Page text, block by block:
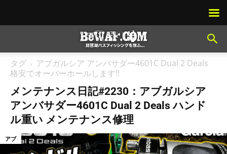
タグ
アブガルシア アンバサダー4601C Dual 2 Deals
格安でオーバーホールします!!
メンテナンス日記#2230：アブガルシア
アンバサダー4601C Dual 2 Deals ハンド
ル重い メンテナンス修理
アブ